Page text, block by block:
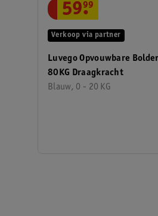
Luvego Opvouwbare
80KG Draagkracht
Blauw, 0 - 20 KG
Verkoop via partner
59.
99